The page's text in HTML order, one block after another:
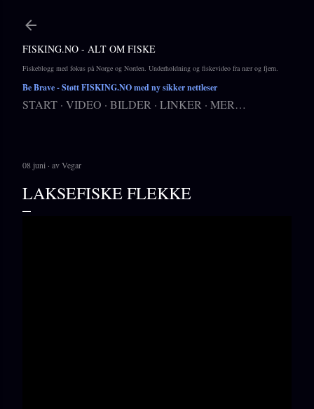
FISKING.NO - ALT OM FISKE
Fiskeblogg med fokus på Norge og Norden. Underholdning og fiskevideo fra nær og fjern.
Be Brave- Støtt FISKING.NO med ny sikker nettleser
START VIDEO BILDER LINKER MER…
08 juni avVegar
LAKSEFISKE FLEKKE